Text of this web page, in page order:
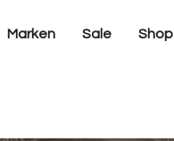
Marken Sale Shop